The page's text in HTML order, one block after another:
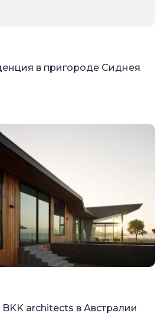
в пригороде Сиднея
architects в Австралии